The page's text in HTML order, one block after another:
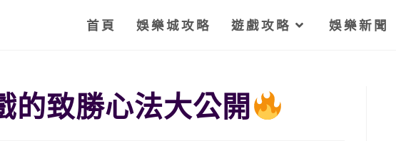
首頁 娛樂城攻略 遊戲攻略 娛樂新聞
的致勝心法大公開